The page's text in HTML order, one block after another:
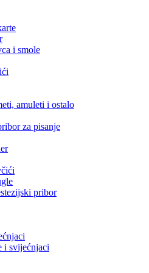
i smole
amuleti i ostalo
za pisanje
pribor
i svijećnjaci